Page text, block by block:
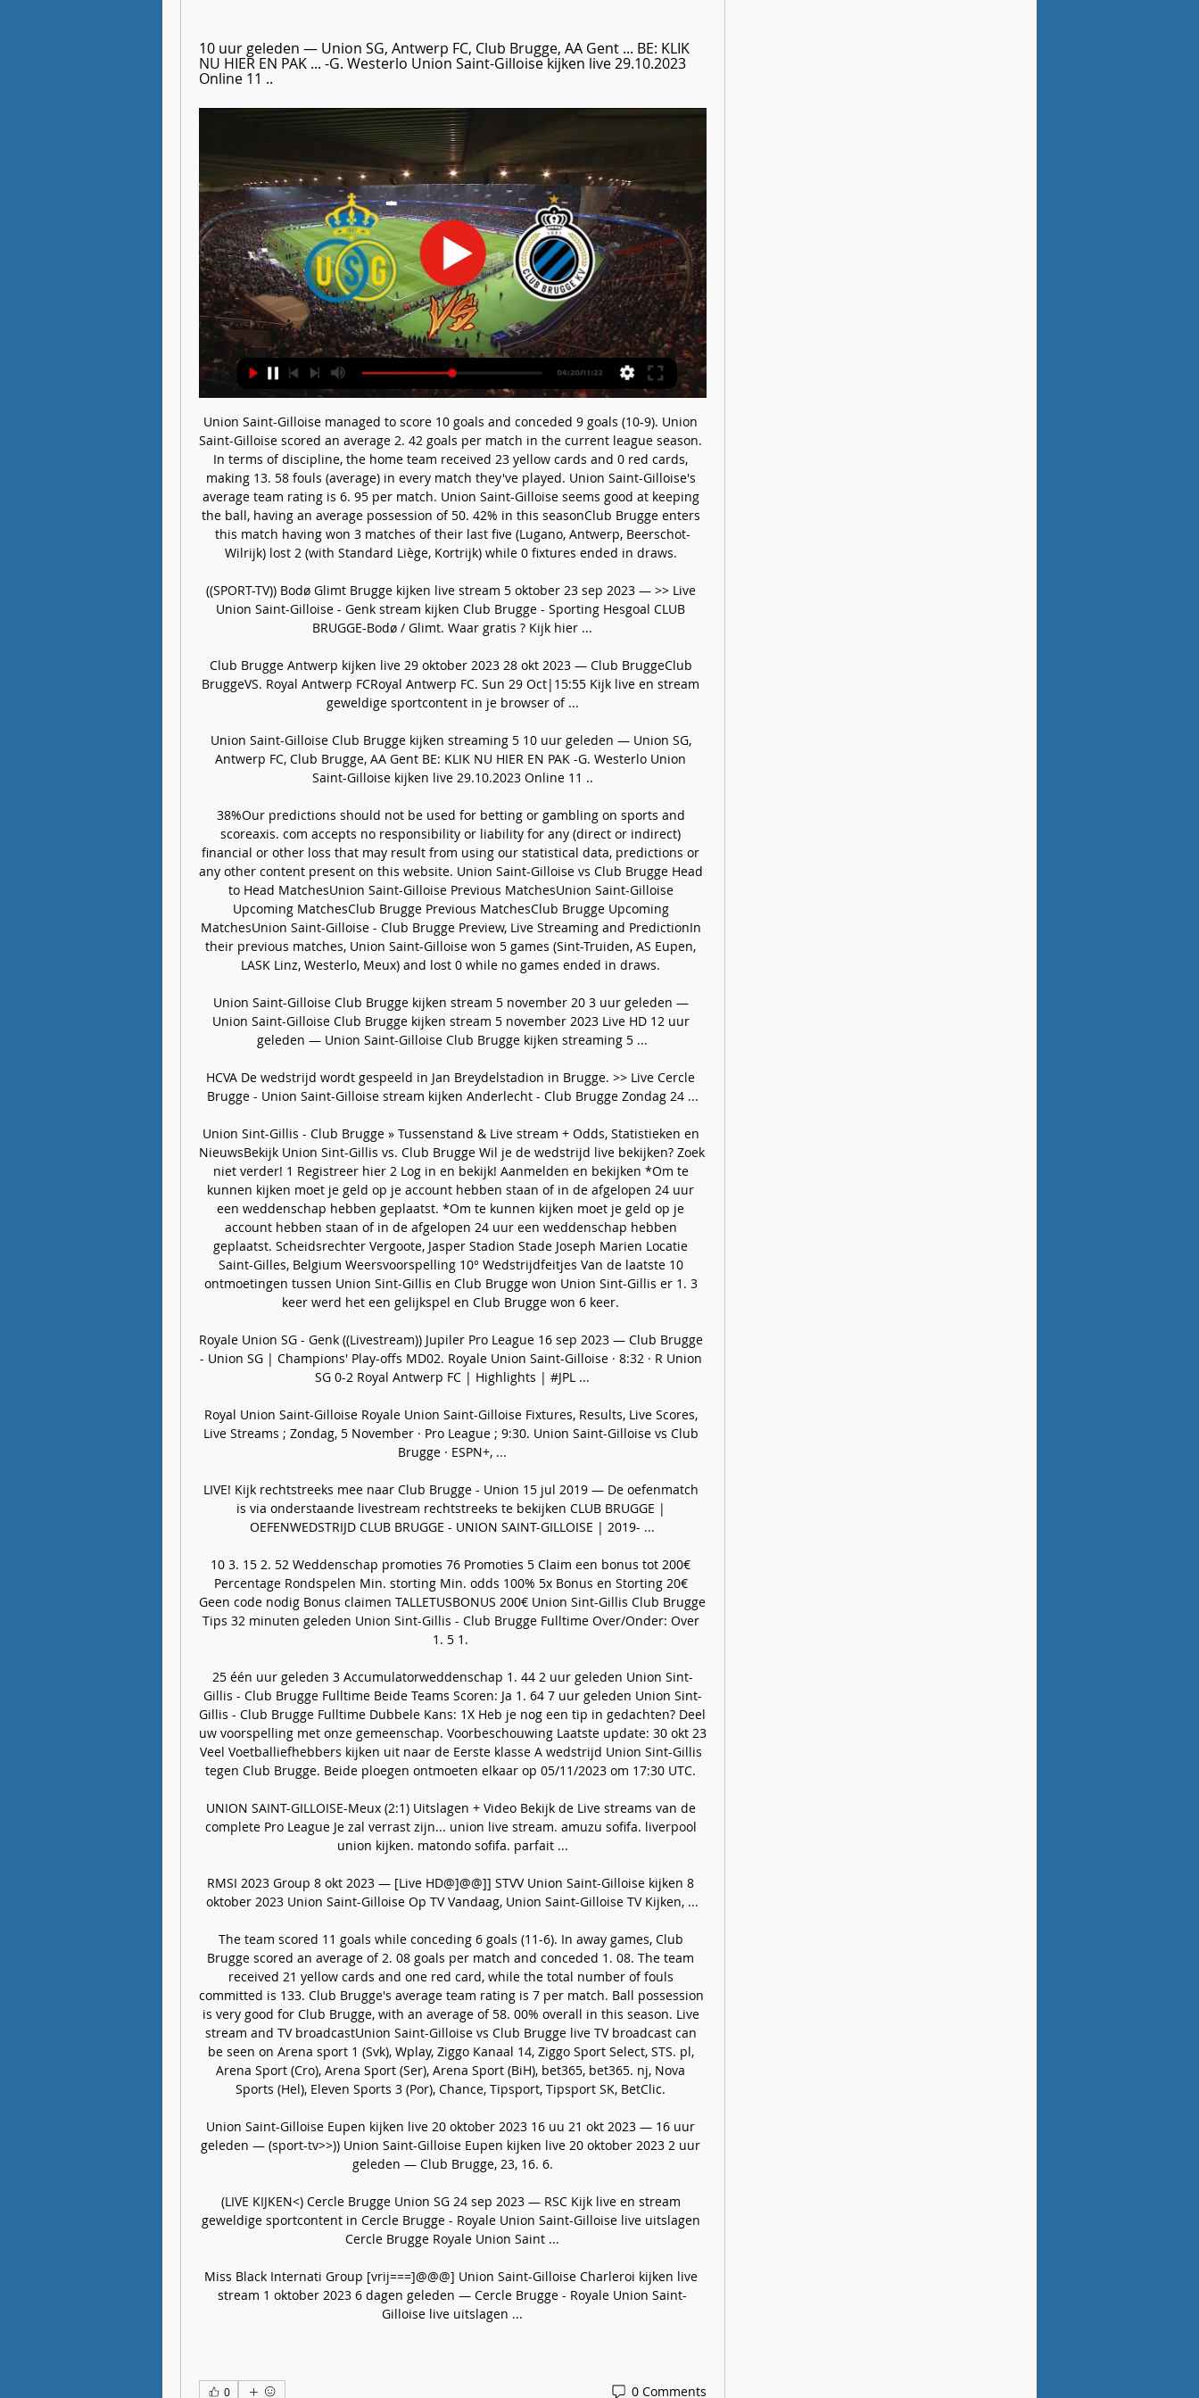
10 uur geleden — Union SG, Antwerp FC, Club Brugge, AA Gent ... BE: KLIK
NU HIER EN PAK ... -G. Westerlo Union Saint-Gilloise kijken live 29.10.2023
Online 11 ..
Union Saint-Gilloise managed to score 10 goals and conceded 9 goals (10-9). Union
Saint-Gilloise scored an average 2. 42 goals per match in the current league season.
In terms of discipline, the home team received 23 yellow cards and 0 red cards,
making 13. 58 fouls (average) in every match they've played. Union Saint-Gilloise's
average team rating is 6. 95 per match. Union Saint-Gilloise seems good at keeping
the ball, having an average possession of 50. 42% in this seasonClub Brugge enters
this match having won 3 matches of their last five (Lugano, Antwerp, Beerschot-
Wilrijk) lost 2 (with Standard Liège, Kortrijk) while 0 fixtures ended in draws.
((SPORT-TV)) Bodø Glimt Brugge kijken live stream 5 oktober 23 sep 2023 — >> Live
Union Saint-Gilloise - Genk stream kijken Club Brugge - Sporting Hesgoal CLUB
BRUGGE-Bodø / Glimt. Waar gratis ? Kijk hier ...
Club Brugge Antwerp kijken live 29 oktober 2023 28 okt 2023 — Club BruggeClub
BruggeVS. Royal Antwerp FCRoyal Antwerp FC. Sun 29 Oct|15:55 Kijk live en stream
geweldige sportcontent in je browser of ...
Union Saint-Gilloise Club Brugge kijken streaming 5 10 uur geleden — Union SG,
Antwerp FC, Club Brugge, AA Gent BE: KLIK NU HIER EN PAK -G. Westerlo Union
Saint-Gilloise kijken live 29.10.2023 Online 11 ..
38%Our predictions should not be used for betting or gambling on sports and
scoreaxis. com accepts no responsibility or liability for any (direct or indirect)
financial or other loss that may result from using our statistical data, predictions or
any other content present on this website. Union Saint-Gilloise vs Club Brugge Head
to Head MatchesUnion Saint-Gilloise Previous MatchesUnion Saint-Gilloise
Upcoming MatchesClub Brugge Previous MatchesClub Brugge Upcoming
MatchesUnion Saint-Gilloise - Club Brugge Preview, Live Streaming and PredictionIn
their previous matches, Union Saint-Gilloise won 5 games (Sint-Truiden, AS Eupen,
LASK Linz, Westerlo, Meux) and lost 0 while no games ended in draws.
Union Saint-Gilloise Club Brugge kijken stream 5 november 20 3 uur geleden —
Union Saint-Gilloise Club Brugge kijken stream 5 november 2023 Live HD 12 uur
geleden — Union Saint-Gilloise Club Brugge kijken streaming 5 ...
HCVA De wedstrijd wordt gespeeld in Jan Breydelstadion in Brugge. >> Live Cercle
Brugge - Union Saint-Gilloise stream kijken Anderlecht - Club Brugge Zondag 24 ...
Union Sint-Gillis - Club Brugge » Tussenstand & Live stream + Odds, Statistieken en
NieuwsBekijk Union Sint-Gillis vs. Club Brugge Wil je de wedstrijd live bekijken? Zoek
niet verder! 1 Registreer hier 2 Log in en bekijk! Aanmelden en bekijken *Om te
kunnen kijken moet je geld op je account hebben staan of in de afgelopen 24 uur
een weddenschap hebben geplaatst. *Om te kunnen kijken moet je geld op je
account hebben staan of in de afgelopen 24 uur een weddenschap hebben
geplaatst. Scheidsrechter Vergoote, Jasper Stadion Stade Joseph Marien Locatie
Saint-Gilles, Belgium Weersvoorspelling 10° Wedstrijdfeitjes Van de laatste 10
ontmoetingen tussen Union Sint-Gillis en Club Brugge won Union Sint-Gillis er 1. 3
keer werd het een gelijkspel en Club Brugge won 6 keer.
Royale Union SG - Genk ((Livestream)) Jupiler Pro League 16 sep 2023 — Club Brugge
- Union SG | Champions' Play-offs MD02. Royale Union Saint-Gilloise · 8:32 · R Union
SG 0-2 Royal Antwerp FC | Highlights | #JPL ...
Royal Union Saint-Gilloise Royale Union Saint-Gilloise Fixtures, Results, Live Scores,
Live Streams ; Zondag, 5 November · Pro League ; 9:30. Union Saint-Gilloise vs Club
Brugge · ESPN+, ...
LIVE! Kijk rechtstreeks mee naar Club Brugge - Union 15 jul 2019 — De oefenmatch
is via onderstaande livestream rechtstreeks te bekijken CLUB BRUGGE |
OEFENWEDSTRIJD CLUB BRUGGE - UNION SAINT-GILLOISE | 2019- ...
10 3. 15 2. 52 Weddenschap promoties 76 Promoties 5 Claim een bonus tot 200€
Percentage Rondspelen Min. storting Min. odds 100% 5x Bonus en Storting 20€
Geen code nodig Bonus claimen TALLETUSBONUS 200€ Union Sint-Gillis Club Brugge
Tips 32 minuten geleden Union Sint-Gillis - Club Brugge Fulltime Over/Onder: Over
1. 5 1.
25 één uur geleden 3 Accumulatorweddenschap 1. 44 2 uur geleden Union Sint-
Gillis - Club Brugge Fulltime Beide Teams Scoren: Ja 1. 64 7 uur geleden Union Sint-
Gillis - Club Brugge Fulltime Dubbele Kans: 1X Heb je nog een tip in gedachten? Deel
uw voorspelling met onze gemeenschap. Voorbeschouwing Laatste update: 30 okt 23
Veel Voetballiefhebbers kijken uit naar de Eerste klasse A wedstrijd Union Sint-Gillis
tegen Club Brugge. Beide ploegen ontmoeten elkaar op 05/11/2023 om 17:30 UTC.
UNION SAINT-GILLOISE-Meux (2:1) Uitslagen + Video Bekijk de Live streams van de
complete Pro League Je zal verrast zijn... union live stream. amuzu sofifa. liverpool
union kijken. matondo sofifa. parfait ...
RMSI 2023 Group 8 okt 2023 — [Live HD@]@@]] STVV Union Saint-Gilloise kijken 8
oktober 2023 Union Saint-Gilloise Op TV Vandaag, Union Saint-Gilloise TV Kijken, ...
The team scored 11 goals while conceding 6 goals (11-6). In away games, Club
Brugge scored an average of 2. 08 goals per match and conceded 1. 08. The team
received 21 yellow cards and one red card, while the total number of fouls
committed is 133. Club Brugge's average team rating is 7 per match. Ball possession
is very good for Club Brugge, with an average of 58. 00% overall in this season. Live
stream and TV broadcastUnion Saint-Gilloise vs Club Brugge live TV broadcast can
be seen on Arena sport 1 (Svk), Wplay, Ziggo Kanaal 14, Ziggo Sport Select, STS. pl,
Arena Sport (Cro), Arena Sport (Ser), Arena Sport (BiH), bet365, bet365. nj, Nova
Sports (Hel), Eleven Sports 3 (Por), Chance, Tipsport, Tipsport SK, BetClic.
Union Saint-Gilloise Eupen kijken live 20 oktober 2023 16 uu 21 okt 2023 — 16 uur
geleden — (sport-tv>>)) Union Saint-Gilloise Eupen kijken live 20 oktober 2023 2 uur
geleden — Club Brugge, 23, 16. 6.
(LIVE KIJKEN<) Cercle Brugge Union SG 24 sep 2023 — RSC Kijk live en stream
geweldige sportcontent in Cercle Brugge - Royale Union Saint-Gilloise live uitslagen
Cercle Brugge Royale Union Saint ...
Miss Black Internati Group [vrij===]@@@] Union Saint-Gilloise Charleroi kijken live
stream 1 oktober 2023 6 dagen geleden — Cercle Brugge - Royale Union Saint-
Gilloise live uitslagen ...
0 0 Comments